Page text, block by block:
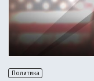
Политика